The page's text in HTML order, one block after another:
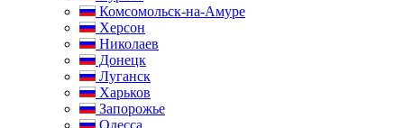
Комсомольск-на-Амуре
Херсон
Николаев
Донецк
Луганск
Харьков
Запорожье
Одесса